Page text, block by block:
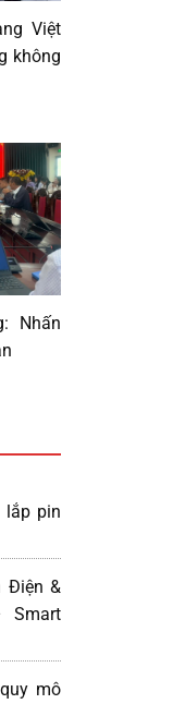
Việt
không
Nhấn
lắp pin
Điện &
Smart
mô